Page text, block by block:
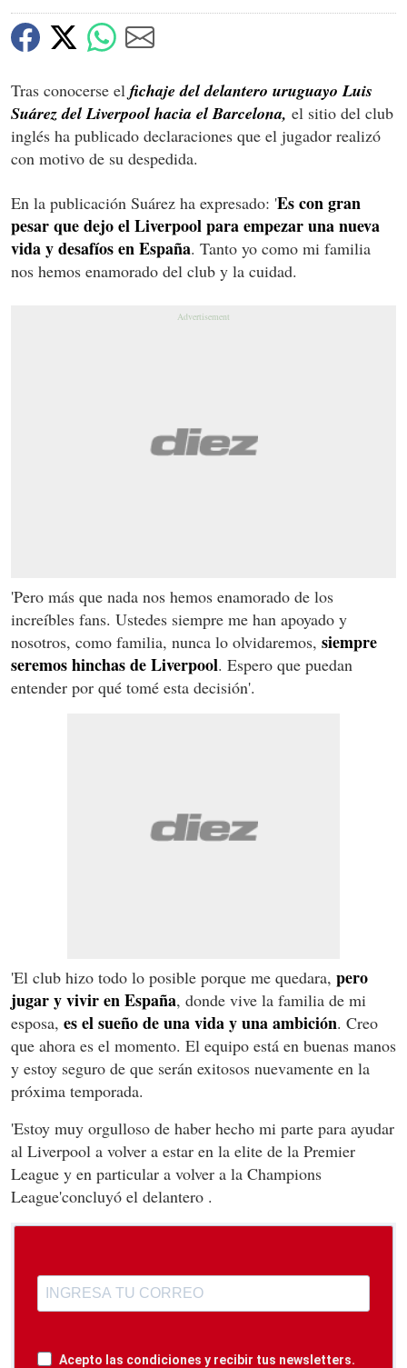
Tras conocerse el fichaje del delantero uruguayo Luis
Suárez del Liverpool hacia el Barcelona, el sitio del club
inglés ha publicado declaraciones que el jugador realizó
con motivo de su despedida.
En la publicación Suárez ha expresado: 'Es con gran
pesar que dejo el Liverpool para empezar una nueva
vida y desafíos en España. Tanto yo como mi familia
nos hemos enamorado del club y la cuidad.
'Pero más que nada nos hemos enamorado de los
increíbles fans. Ustedes siempre me han apoyado y
nosotros, como familia, nunca lo olvidaremos, siempre
seremos hinchas de Liverpool. Espero que puedan
entender por qué tomé esta decisión'.
'El club hizo todo lo posible porque me quedara, pero
jugar y vivir en España, donde vive la familia de mi
esposa, es el sueño de una vida y una ambición. Creo
que ahora es el momento. El equipo está en buenas manos
y estoy seguro de que serán exitosos nuevamente en la
próxima temporada.
'Estoy muy orgulloso de haber hecho mi parte para ayudar
al Liverpool a volver a estar en la elite de la Premier
League y en particular a volver a la Champions
League'concluyó el delantero .
Acepto las condiciones y recibir tus newsletters.